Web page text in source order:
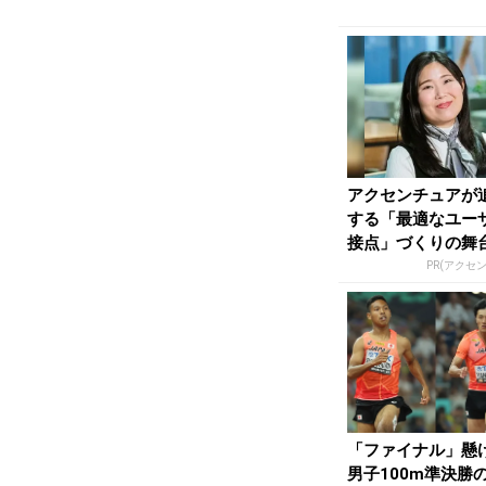
アクセンチュアが
する「最適なユー
接点」づくりの舞
PR(アクセ
「ファイナル」懸
男子100m準決勝